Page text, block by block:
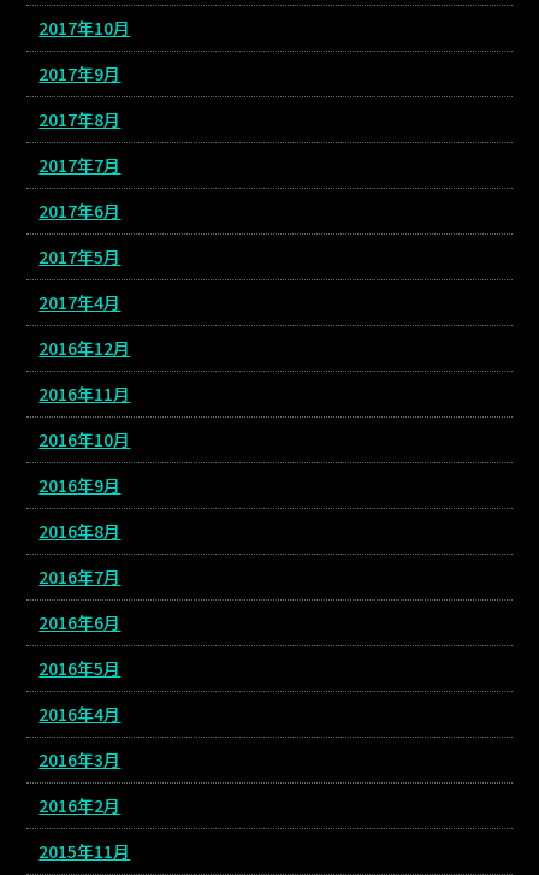
2017年10月
2017年9月
2017年8月
2017年7月
2017年6月
2017年5月
2017年4月
2016年12月
2016年11月
2016年10月
2016年9月
2016年8月
2016年7月
2016年6月
2016年5月
2016年4月
2016年3月
2016年2月
2015年11月